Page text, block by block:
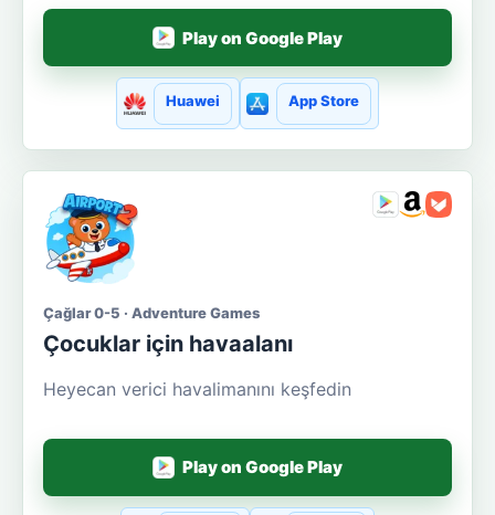
Play on Google Play
Huawei App Store
Çağlar 0-5 · Adventure Games
Çocuklar için havaalanı
Heyecan verici havalimanını keşfedin
Play on Google Play